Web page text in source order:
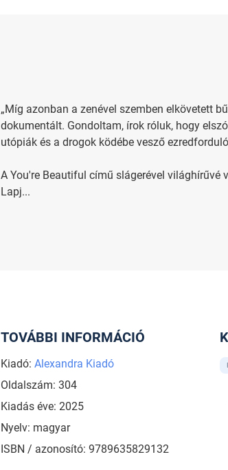
„Míg azonban a zenével szemben elkövetett
dokumentált. Gondoltam, írok róluk, hogy
utópiák és a drogok ködébe vesző
A You're Beautiful című slágerével
Lapj...
TOVÁBBI INFORMÁCIÓ
Kiadó: Alexandra Kiadó
Oldalszám: 304
Kiadás éve: 2025
Nyelv: magyar
ISBN / azonosító: 9789635829132